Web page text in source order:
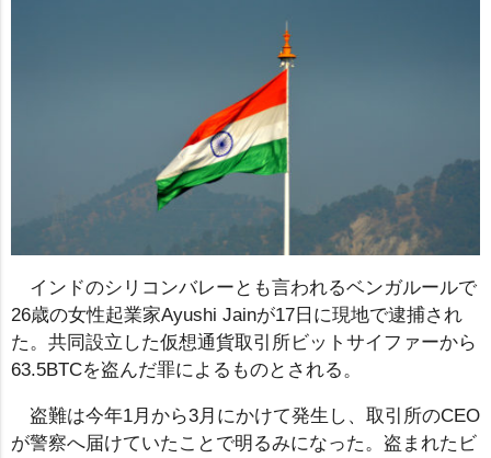
インドのシリコンバレーとも言われるベンガルールで
26歳の女性起業家Ayushi Jainが17日に現地で逮捕され
た。共同設立した仮想通貨取引所ビットサイファーから
63.5BTCを盗んだ罪によるものとされる。
盗難は今年1月から3月にかけて発生し、取引所のCEO
が警察へ届けていたことで明るみになった。盗まれたビ